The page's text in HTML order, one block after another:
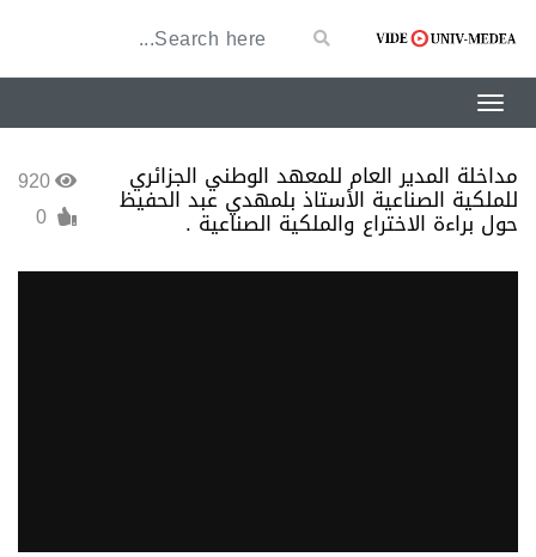
مداخلة المدير العام للمعهد الوطني الجزائري
للملكية الصناعية الأستاذ بلمهدي عبد الحفيظ
حول براءة الاختراع والملكية الصناعية .
920
0